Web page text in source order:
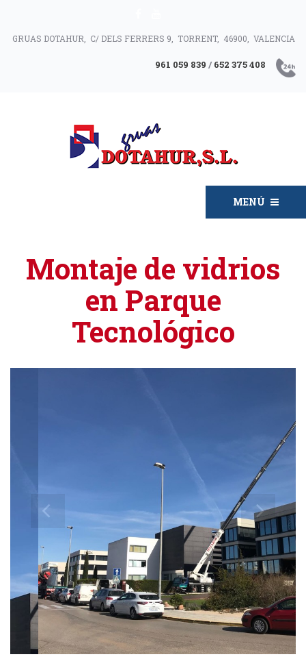
GRUAS DOTAHUR, C/ DELS FERRERS 9, TORRENT, 46900, VALENCIA
961 059 839 / 652 375 408
MENÚ
Montaje de vidrios
en Parque
Tecnológico